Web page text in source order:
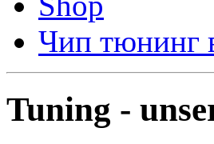
Чип тюнинг
Tuning -